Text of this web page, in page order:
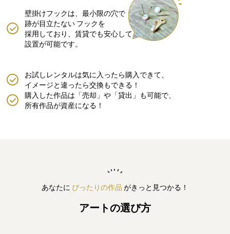
壁掛けフックは、最小限の穴で
跡が目立たない フックを
採用しており、賃貸でも安心して
設置が可能です。
購入した作品は「売却」や「貸出」も可能で、
所有作品が資産になる！
お試しレンタルは気に入ったら購入できて、
イメージと違ったら交換もできる！
あなたに ぴったりの作品 がきっと見つかる！
アートの選び方